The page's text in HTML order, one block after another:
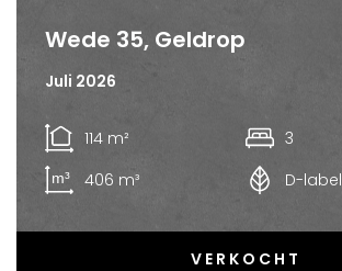
Wede 35, Geldrop
Juli 2026
114 m²
3
406 m³
D-label
VERKOCHT